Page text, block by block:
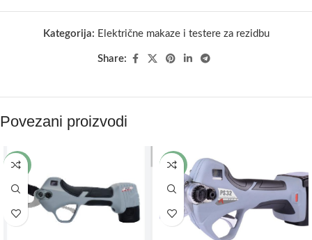
Kategorija: Električne makaze i testere za rezidbu
Share:
Povezani proizvodi
-7% -16%